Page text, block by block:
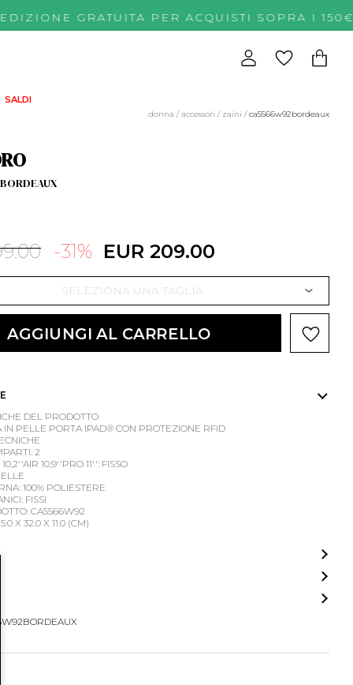
GRATUITA PER ACQUISTI
SALDI
donna /accessori / zaini /ca5566w92bordeaux
-31% EUR 209.00
SELEZIONA UNA TAGLIA
AGGIUNGI AL CARRELLO
DEL PRODOTTO
IN PELLE PORTA IPAD® CON PROTEZIONE RFID
2
10,9''PRO 11'': FISSO
100% POLIESTERE
FISSI
CA5566W92
X 32.0 X 11.0 (CM)